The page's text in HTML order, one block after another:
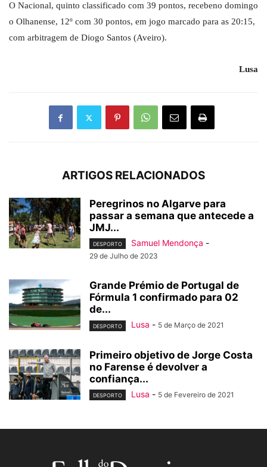
O Nacional, quinto classificado com 39 pontos, recebeno domingo
o Olhanense, 12º com 30 pontos, em jogo marcado para as 20:15,
com arbitragem de Diogo Santos (Aveiro).
Lusa
ARTIGOS RELACIONADOS
Peregrinos no Algarve para
passar a semana que antecede a
JMJ...
DESPORTO Samuel Mendonça -
29 de Julho de 2023
Grande Prémio de Portugal de
Fórmula 1 confirmado para 02
de...
DESPORTO Lusa - 5 de Março de 2021
Primeiro objetivo de Jorge Costa
no Farense é devolver a
confiança...
DESPORTO Lusa - 5 de Fevereiro de 2021